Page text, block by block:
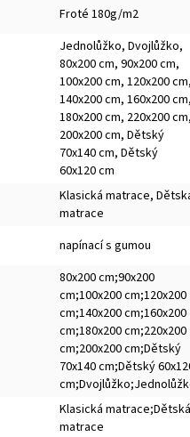
Froté 180g/m2
Jednolůžko, Dvojlůžko,
80x200 cm, 90x200 cm,
100x200 cm, 120x200
140x200 cm, 160x200
180x200 cm, 220x200
200x200 cm, Dětský
70x140 cm, Dětský
60x120 cm
Klasická matrace,
matrace
napínací s gumou
80x200 cm;90x200
cm;100x200 cm;120x200
cm;140x200 cm;160x200
cm;180x200 cm;220x200
cm;200x200 cm;Dětský
70x140 cm;Dětský
Klasická
matrace